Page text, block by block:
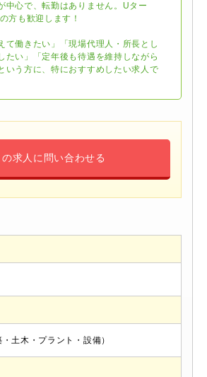
中心で、転勤はありません。Uター
方も歓迎します！
て働きたい」「現場代理人・所長とし
たい」「定年後も待遇を維持しながら
いう方に、特におすすめしたい求人で
の求人に問い合わせる
土木・プラント・設備）